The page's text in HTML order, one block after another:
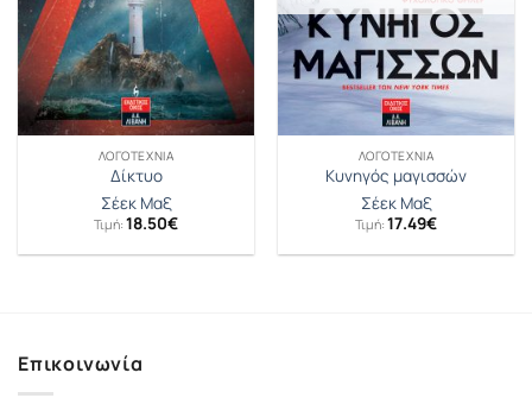
ΛΟΓΟΤΕΧΝΊΑ
Δίκτυο
Σέεκ Μαξ
Τιμή: 18.50€
ΛΟΓΟΤΕΧΝΊΑ
Κυνηγός μαγισσών
Σέεκ Μαξ
Τιμή: 17.49€
Επικοινωνία